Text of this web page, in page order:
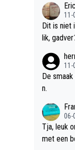
11-
Dit is niet
lik,
11-
De
n.
06-
Tja, leuk
met een